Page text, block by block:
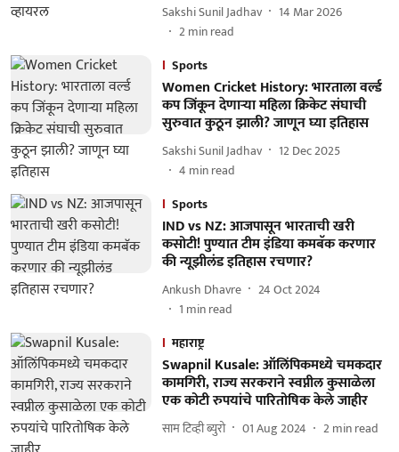
Sakshi Sunil Jadhav
14 Mar 2026
2min read
Sports
Women Cricket History: भारताला वर्ल्ड
कप जिंकून देणाऱ्या महिला क्रिकेट संघाची
सुरुवात कुठून झाली? जाणून घ्या इतिहास
Sakshi Sunil Jadhav
12 Dec 2025
4 min read
Sports
IND vs NZ: आजपासून भारताची खरी
कसोटी! पुण्यात टीम इंडिया कमबॅक करणार
की न्यूझीलंड इतिहास रचणार?
Ankush Dhavre
24 Oct 2024
1 min read
महाराष्ट्र
Swapnil Kusale: ऑलिंपिकमध्ये चमकदार
कामगिरी, राज्य सरकराने स्वप्नील कुसाळेला
एक कोटी रुपयांचे पारितोषिक केले जाहीर
साम टिव्ही ब्युरो 01 Aug 2024 2min read